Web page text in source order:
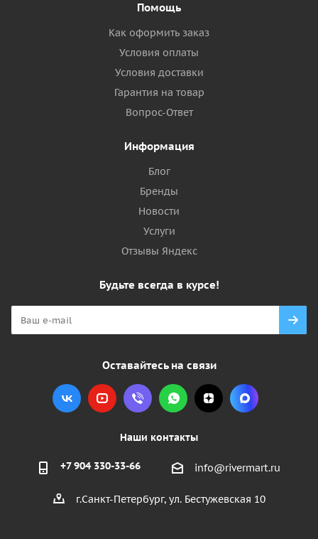
Помощь
Как оформить заказ
Условия оплаты
Условия доставки
Гарантия на товар
Вопрос-Ответ
Информация
Блог
Бренды
Новости
Услуги
Отзывы Яндекс
Будьте всегда в курсе!
Оставайтесь на связи
Наши контакты
+7 904 330-33-66 info@rivermart.ru
г.Санкт-Петербург, ул. Бестужевская 10